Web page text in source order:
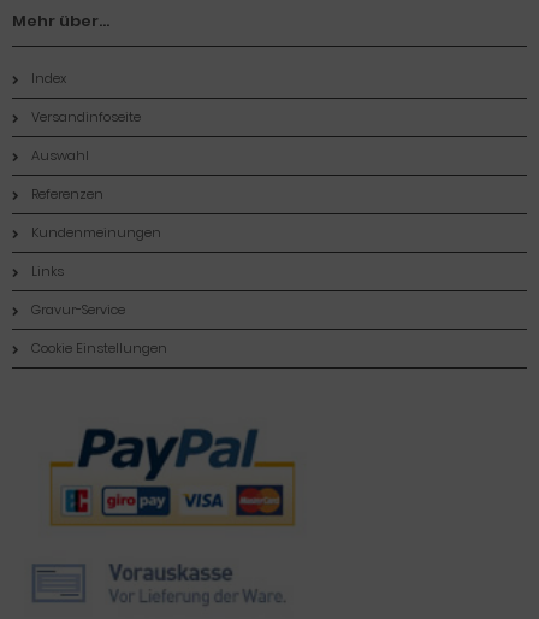
Mehr über...
Index
Versandinfoseite
Auswahl
Referenzen
Kundenmeinungen
Links
Gravur-Service
Cookie Einstellungen
Zahlungsmethoden